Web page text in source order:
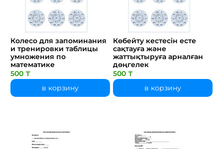
Колесо для запоминания
и тренировки таблицы
умножения по
математике
500 ₸
в корзину
Көбейту кестесін есте
сақтауға және
жаттықтыруға арналған
дөңгелек
500 ₸
в корзину